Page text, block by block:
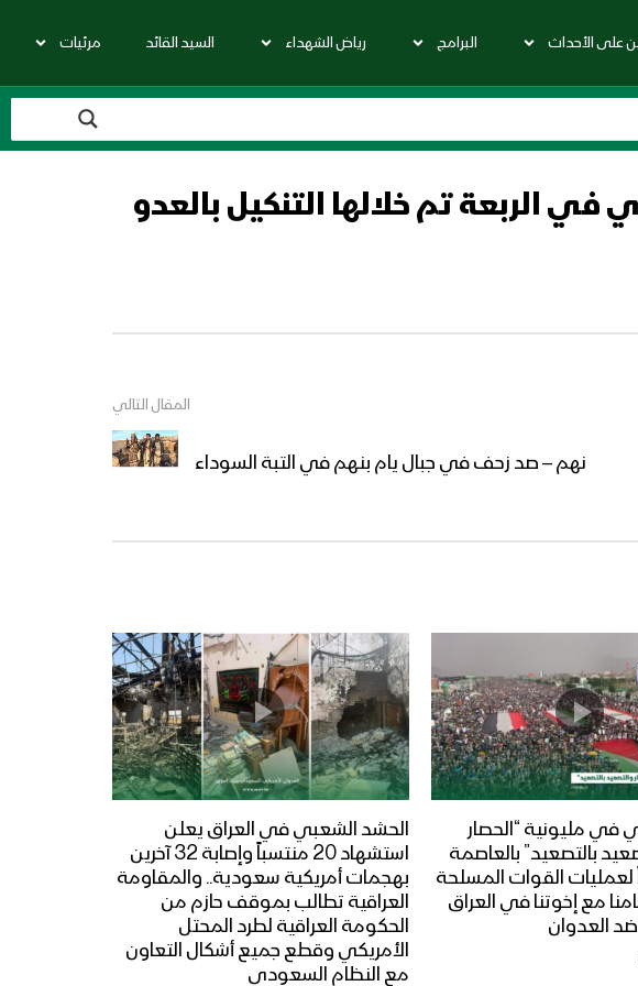
على الأحداث البرامج رياض الشهداء السيد القائد مرئيات
الربعة تم خلالها التنكيل بالعدو
المقال التالي
نهم – صد زحف في جبال يام بنهم في التبة السوداء
في مليونية “الحصار
بالتصعيد” بالعاصمة
لعمليات القوات المسلحة
مع إخوتنا في العراق
ضد العدوان
الحشد الشعبي في العراق يعلن
استشهاد 20 منتسباً وإصابة 32 آخرين
بهجمات أمريكية سعودية.. والمقاومة
العراقية تطالب بموقف حازم من
الحكومة العراقية لطرد المحتل
الأمريكي وقطع جميع أشكال التعاون
مع النظام السعودي